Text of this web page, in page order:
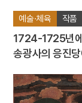
님의
10 달
1 금성
2 신위
3 이리
예술·체육 작품
1724-1725년
송광사의 응진